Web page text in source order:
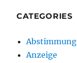
CATEGORIES
Abstimmung
Anzeige